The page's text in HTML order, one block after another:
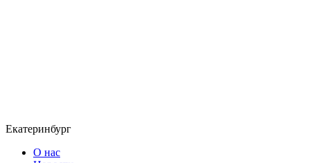
Екатеринбург
О нас